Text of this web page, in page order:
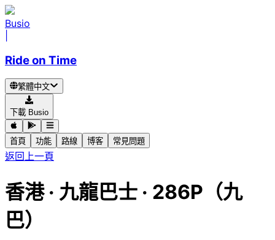
Busio
Ride on Time
繁體中文
下載 Busio
首頁 功能 路線 博客 常見問題
返回上一頁
香港· 九龍巴士 · 286P（九
巴）